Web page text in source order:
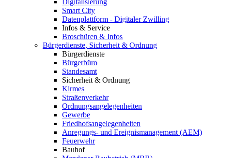
Digitalisierung
Smart City
Datenplattform - Digitaler Zwilling
Infos & Service
Broschüren & Infos
Bürgerdienste, Sicherheit & Ordnung
Bürgerdienste
Bürgerbüro
Standesamt
Sicherheit & Ordnung
Kirmes
Straßenverkehr
Ordnungsangelegenheiten
Gewerbe
Friedhofsangelegenheiten
Anregungs- und Ereignismanagement (AEM)
Feuerwehr
Bauhof